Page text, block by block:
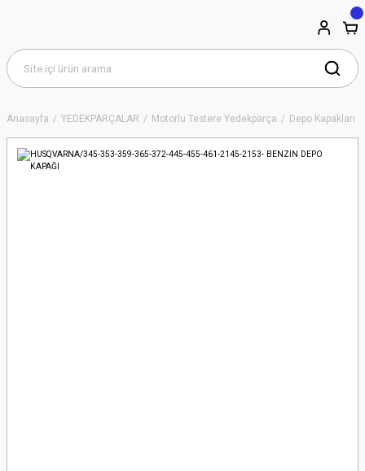
Anasayfa YEDEKPARÇALAR Motorlu Testere Yedekparça Depo Kapakları